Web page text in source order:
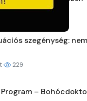
szegénység:
229
Program –